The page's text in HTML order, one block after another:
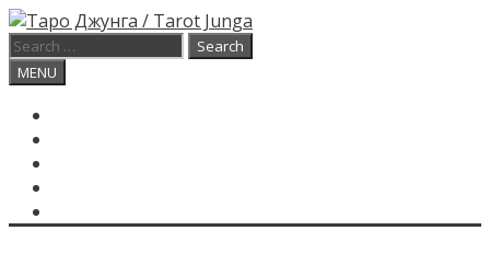
Skip
to
content
Search
for:
Search
MENU